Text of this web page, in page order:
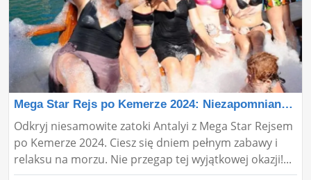
Mega Star Rejs po Kemerze 2024: Niezapomniana Morska P
Odkryj niesamowite zatoki Antalyi z Mega Star Rejsem
po Kemerze 2024. Ciesz się dniem pełnym zabawy i
relaksu na morzu. Nie przegap tej wyjątkowej okazji!...